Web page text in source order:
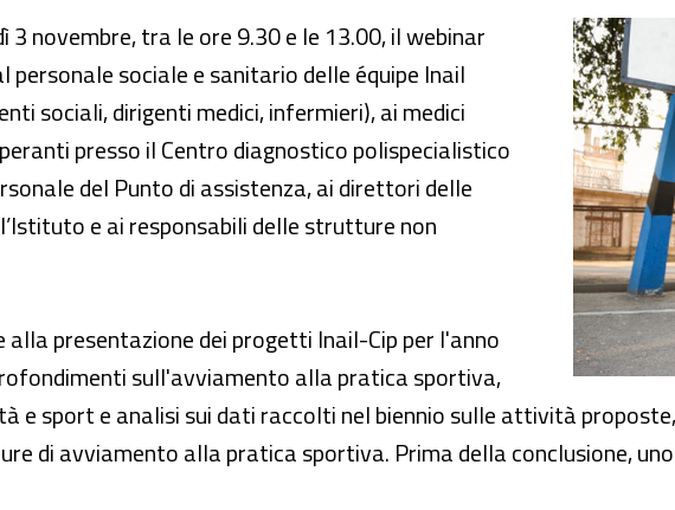
della pratica sportiva delle persone con disabilità
3 novembre, tra le ore 9.30 e le 13.00, il webinar
sociale e sanitario delle équipe Inail
sociali, dirigenti medici, infermieri), ai medici
presso il Centro diagnostico polispecialistico
del Punto di assistenza, ai direttori delle
e ai responsabili delle strutture non
presentazione dei progetti Inail-Cip per l'anno
sull'avviamento alla pratica sportiva,
e sport e analisi sui dati raccolti nel biennio sulle attività
di avviamento alla pratica sportiva. Prima della conclusione,